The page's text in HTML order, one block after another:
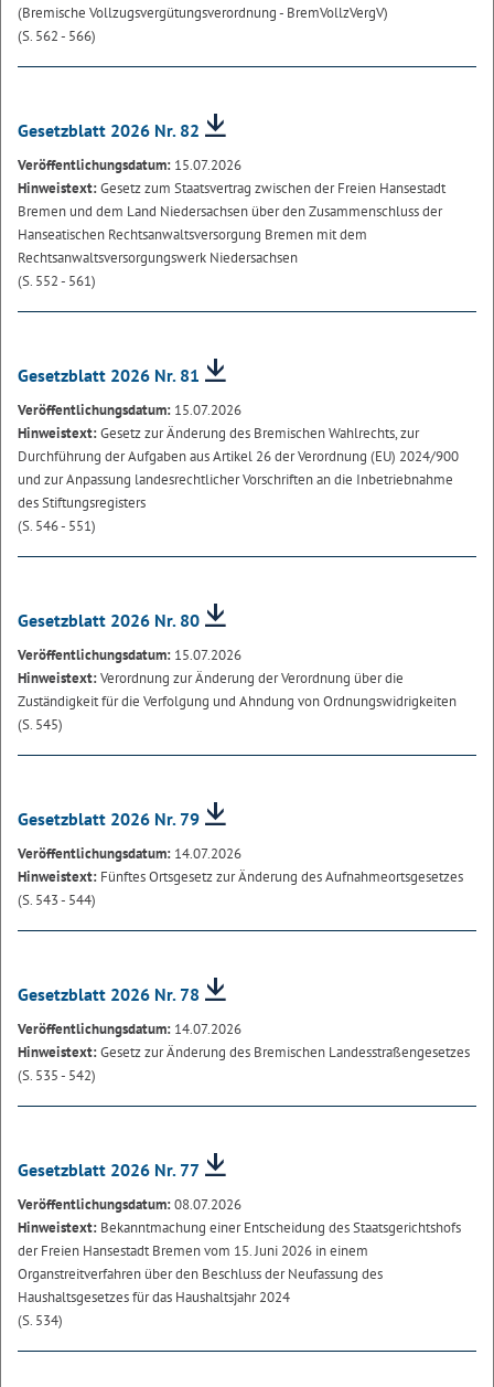
(Bremische Vollzugsvergütungsverordnung - BremVollzVergV)
(S. 562 - 566)
Gesetzblatt 2026 Nr. 82
Veröffentlichungsdatum: 15.07.2026
Hinweistext:Gesetz zum Staatsvertrag zwischen der Freien Hansestadt
Bremen und dem Land Niedersachsen über den Zusammenschluss der
Hanseatischen Rechtsanwaltsversorgung Bremen mit dem
Rechtsanwaltsversorgungswerk Niedersachsen
(S. 552 - 561)
Gesetzblatt 2026 Nr. 81
Veröffentlichungsdatum: 15.07.2026
Hinweistext:Gesetz zur Änderung des Bremischen Wahlrechts, zur
Durchführung der Aufgaben aus Artikel 26 der Verordnung (EU) 2024/900
und zur Anpassung landesrechtlicher Vorschriften an die Inbetriebnahme
des Stiftungsregisters
(S. 546 - 551)
Gesetzblatt 2026 Nr. 80
Veröffentlichungsdatum: 15.07.2026
Hinweistext:Verordnung zur Änderung der Verordnung über die
Zuständigkeit für die Verfolgung und Ahndung von Ordnungswidrigkeiten
(S. 545)
Gesetzblatt 2026 Nr. 79
Veröffentlichungsdatum: 14.07.2026
Hinweistext: Fünftes Ortsgesetz zur Änderung des Aufnahmeortsgesetzes
(S. 543 - 544)
Gesetzblatt 2026 Nr. 78
Veröffentlichungsdatum: 14.07.2026
Hinweistext:Gesetz zur Änderung des Bremischen Landesstraßengesetzes
(S. 535 - 542)
Gesetzblatt 2026 Nr. 77
Veröffentlichungsdatum:08.07.2026
Hinweistext: Bekanntmachung einer Entscheidung des Staatsgerichtshofs
der Freien Hansestadt Bremen vom 15. Juni 2026 in einem
Organstreitverfahren über den Beschluss der Neufassung des
Haushaltsgesetzes für das Haushaltsjahr 2024
(S. 534)